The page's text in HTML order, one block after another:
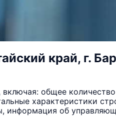
край, г.
общее
характеристики
информация об